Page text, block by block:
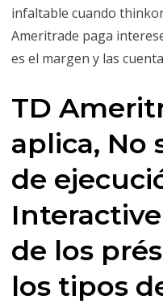
infaltable cuando
Ameritrade paga
es el margen y las
TD
aplica, No
de
de los
los tipos